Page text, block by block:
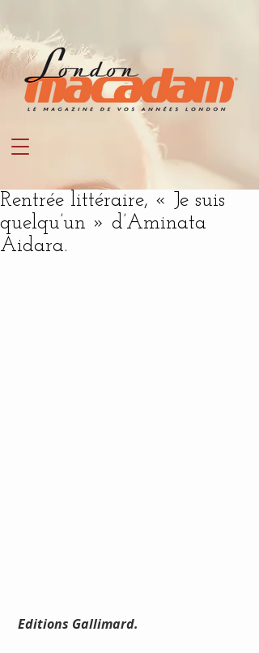
Rentrée littéraire, « Je suis
quelqu’un » d’Aminata
Aidara.
Editions Gallimard.